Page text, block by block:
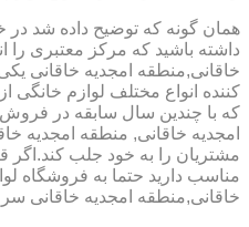
همان گونه که توضیح داده شد در
داشته باشید که مرکز معتبری را
خاقانی,منطقه امجدیه خاقانی
کننده انواع مختلف لوازم خانگی
که با چندین سال سابقه در
امجدیه خاقانی, منطقه
مشتریان را به خود جلب کند.اگر
مناسب دارید حتما به فروشگاه
خاقانی,منطقه امجدیه خاقانی سر